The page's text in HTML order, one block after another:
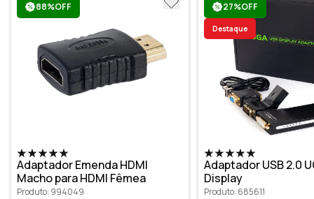
88%OFF
Adaptador Emenda HDMI
Macho para HDMI Fêmea
Produto: 994049
27%OFF
Destaque
Adaptador USB 2.0
Display
Produto: 685611